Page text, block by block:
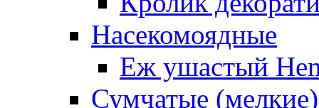
Насекомоядные
Еж ушастый
Сумчатые (мелкие)